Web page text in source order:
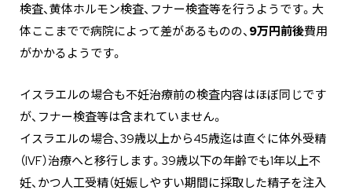
検査、黄体ホルモン検査、フナー検査等を行うようです。大
体ここまでで病院によって差があるものの、 9万円前後費用
がかかるようです。
イスラエルの場合も不妊治療前の検査内容はほぼ同じです
が、フナー検査等は含まれていません。
イスラエルの場合、39歳以上から45歳迄は直ぐに体外受精
（IVF）治療へと移行します。39歳以下の年齢でも1年以上不
妊、かつ人工受精（妊娠しやすい期間に採取した精子を注入